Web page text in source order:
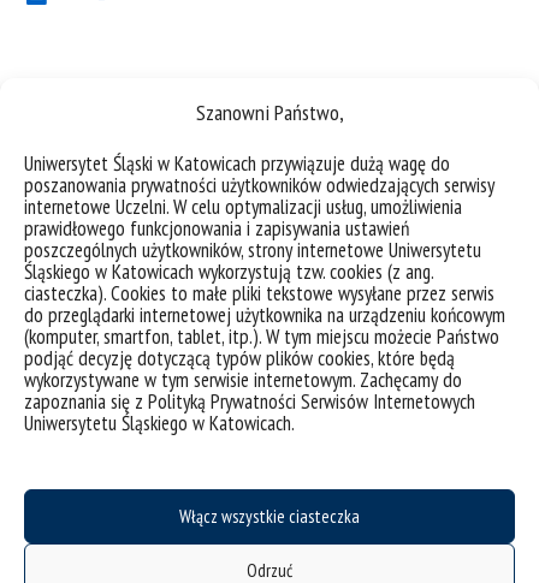
Szanowni Państwo,
Uniwersytet Śląski w Katowicach przywiązuje dużą wagę do
poszanowania prywatności użytkowników odwiedzających serwisy
internetowe Uczelni. W celu optymalizacji usług, umożliwienia
prawidłowego funkcjonowania i zapisywania ustawień
poszczególnych użytkowników, strony internetowe Uniwersytetu
Śląskiego w Katowicach wykorzystują tzw. cookies (z ang.
ciasteczka). Cookies to małe pliki tekstowe wysyłane przez serwis
do przeglądarki internetowej użytkownika na urządzeniu końcowym
(komputer, smartfon, tablet, itp.). W tym miejscu możecie Państwo
podjąć decyzję dotyczącą typów plików cookies, które będą
wykorzystywane w tym serwisie internetowym. Zachęcamy do
zapoznania się z Polityką Prywatności Serwisów Internetowych
Uniwersytetu Śląskiego w Katowicach.
Włącz wszystkie ciasteczka
Odrzuć
deklaracja dostępności
mapa strony
Historia
Sukcesy
Ogłoszenia
SAP
e-mail: